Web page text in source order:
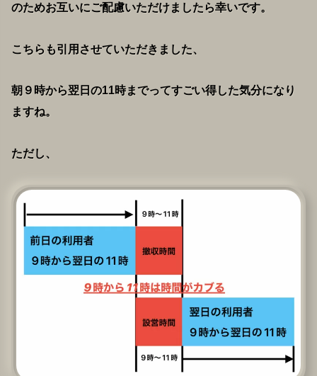
のためお互いにご配慮いただけましたら幸いです。
こちらも引用させていただきました、
朝９時から翌日の11時までってすごい得した気分になり
ますね。
ただし、